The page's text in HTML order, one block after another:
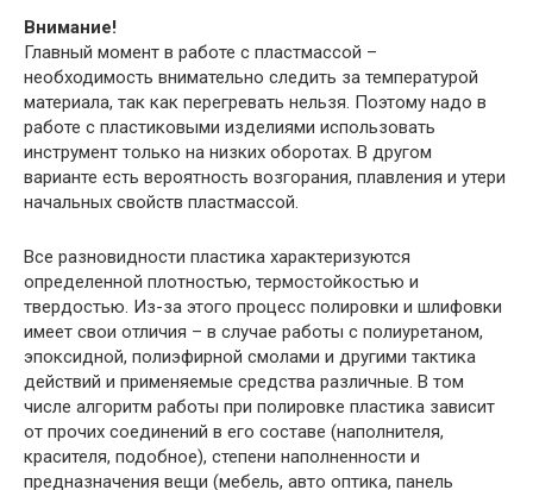
Внимание!
Главный момент в работе с пластмассой –
необходимость внимательно следить за температурой
материала, так как перегревать нельзя. Поэтому надо в
работе с пластиковыми изделиями использовать
инструмент только на низких оборотах. В другом
варианте есть вероятность возгорания, плавления и утери
начальных свойств пластмассой.
Все разновидности пластика характеризуются
определенной плотностью, термостойкостью и
твердостью. Из-за этого процесс полировки и шлифовки
имеет свои отличия – в случае работы с полиуретаном,
эпоксидной, полиэфирной смолами и другими тактика
действий и применяемые средства различные. В том
числе алгоритм работы при полировке пластика зависит
от прочих соединений в его составе (наполнителя,
красителя, подобное), степени наполненности и
предназначения вещи (мебель, авто оптика, панель